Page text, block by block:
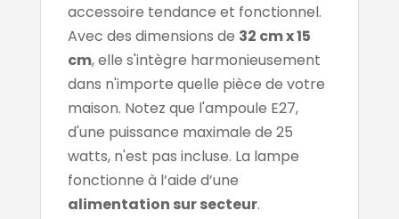
accessoire tendance et fonctionnel.
Avec des dimensions de 32 cm x 15
cm, elle s'intègre harmonieusement
dans n'importe quelle pièce de votre
maison. Notez que l'ampoule E27,
d'une puissance maximale de 25
watts, n'est pas incluse. La lampe
fonctionne à l’aide d’une
alimentation sur secteur.